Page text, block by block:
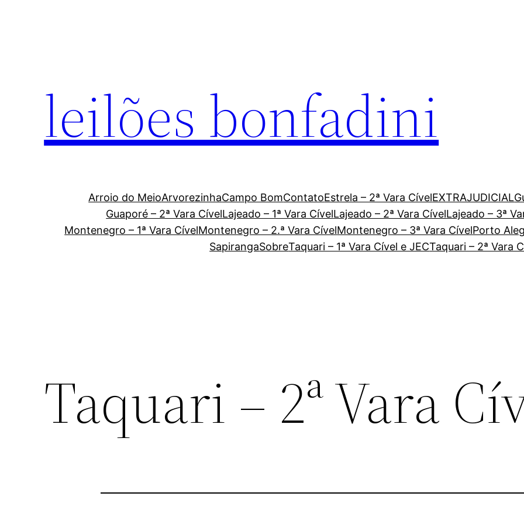
leilões bonfadini
Arroio do MeioArvorezinhaCampo BomContatoEstrela – 2ª Vara CívelEXTRAJUDICIAL
Guaporé – 2ª Vara CívelLajeado – 1ª Vara CívelLajeado – 2ª Vara CívelLajeado – 3ª
Montenegro – 1ª Vara CívelMontenegro – 2.ª Vara CívelMontenegro – 3ª Vara CívelPorto
SapirangaSobreTaquari – 1ª Vara Cível e JECTaquari – 2ª Vara
Taquari – 2ª Vara